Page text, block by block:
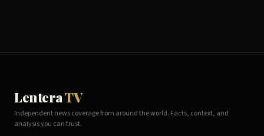
LenteraTV
Independent news coverage from around the world. Facts, context, and
analysis you can trust.